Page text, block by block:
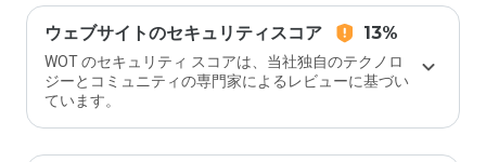
ウェブサイトのセキュリティスコア 13%
WOT のセキュリティ スコアは、当社独自のテクノロ
ジーとコミュニティの専門家によるレビューに基づい
ています。
に評
価し
ます
か？